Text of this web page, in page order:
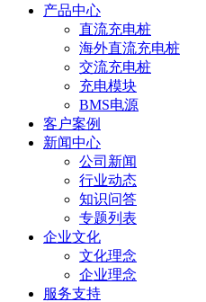
产品中心
直流充电桩
海外直流充电桩
交流充电桩
充电模块
BMS电源
客户案例
新闻中心
公司新闻
行业动态
知识问答
专题列表
企业文化
文化理念
企业理念
服务支持